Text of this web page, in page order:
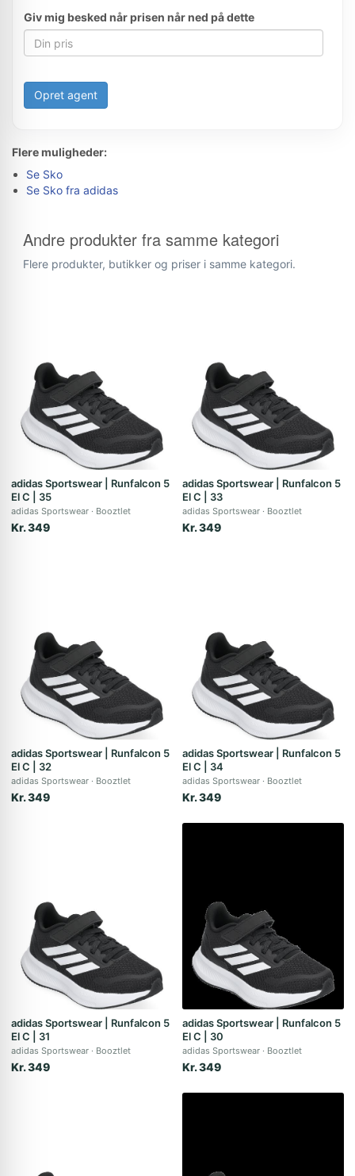
Giv mig besked når prisen når ned på dette
Opret agent
Flere muligheder:
Se Sko
Se Sko fra adidas
Andre produkter fra samme kategori
Flere produkter, butikker og priser i samme kategori.
adidas Sportswear | Runfalcon 5
El C | 35
adidas Sportswear Booztlet
Kr. 349
adidas Sportswear | Runfalcon 5
El C | 33
adidas Sportswear Booztlet
Kr. 349
adidas Sportswear | Runfalcon 5
El C | 32
adidas Sportswear Booztlet
Kr. 349
adidas Sportswear | Runfalcon 5
El C | 34
adidas Sportswear Booztlet
Kr. 349
adidas Sportswear | Runfalcon 5
El C | 31
adidas Sportswear Booztlet
Kr. 349
adidas Sportswear | Runfalcon 5
El C | 30
adidas Sportswear Booztlet
Kr. 349